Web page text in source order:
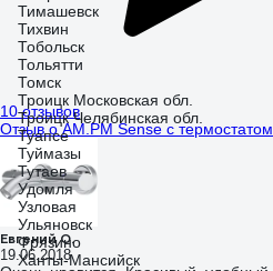
10 отзывов
Отзыв о AM.PM Sense с
Евгений О.
19.06.2018
Тимашевск
Тихвин
Тобольск
Тольятти
Томск
Троицк Московская обл.
Троицк Челябинская обл.
Туапсе
Туймазы
Тутаев
Удомля
Узловая
Ульяновск
Фрязино
Ханты-Мансийск